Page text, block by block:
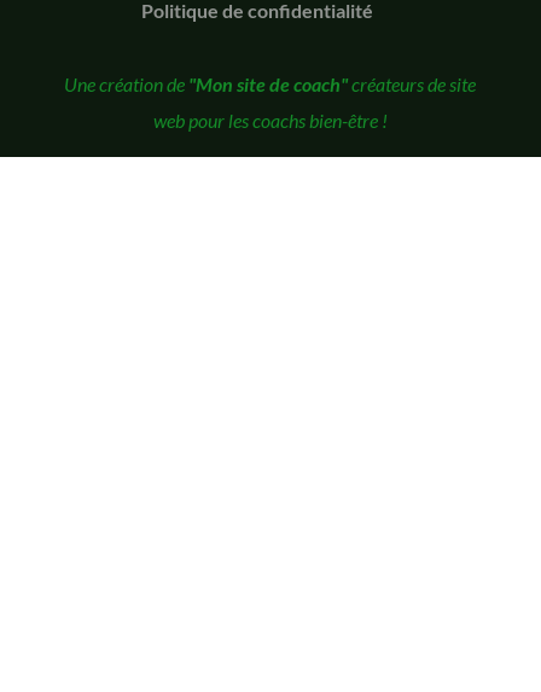
Politique de confidentialité
Une création de "Mon site de coach"créateurs de site
web pour les coachs bien-être !